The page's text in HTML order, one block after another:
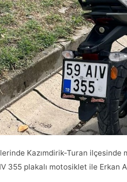
Kazımdirik-Turan ilçesinde
355 plakalı motosiklet ile Erkan